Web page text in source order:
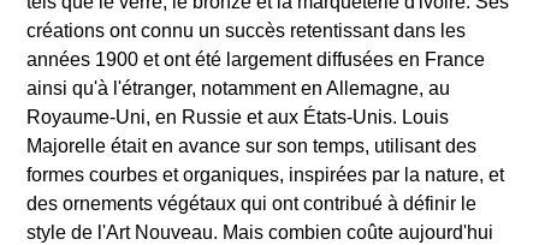
créations ont connu un succès retentissant dans les
années 1900 et ont été largement diffusées en France
ainsi qu'à l'étranger, notamment en Allemagne, au
Royaume-Uni, en Russie et aux États-Unis. Louis
Majorelle était en avance sur son temps, utilisant des
formes courbes et organiques, inspirées par la nature, et
des ornements végétaux qui ont contribué à définir le
style de l'Art Nouveau. Mais combien coûte aujourd'hui